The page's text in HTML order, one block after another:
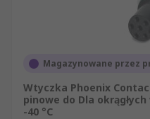
Magazynowane przez
Wtyczka Phoenix
pinowe do Dla okrągłych
-40 °C